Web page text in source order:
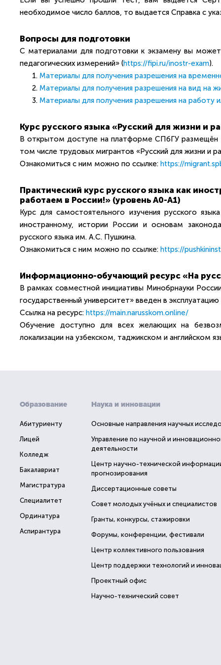
необходимое число баллов, то выдается Справка с
Вопросы для подготовки
С материалами для подготовки к экзамену вы
педагогических измерений» (https://fipi.ru/inostr-exam).
Материалы для получения разрешения на
Материалы для получения разрешения на вид на
Материалы для получения разрешения на работу
Курс русского языка «Русский для жизни и
В открытом доступе на платформе СПбГУ размещён
том числе трудовых мигрантов «Русский для жизни и
Ознакомиться с ним можно по ссылке: https://
Практический курс русского языка как
работаем в России!» (уровень А0-А1)
Курс для самостоятельного изучения русского
иностранному, истории России и основам
русского языка им. А.С. Пушкина.
Ознакомиться с ним можно по ссылке: https://
Информационно-обучающий ресурс «На
В рамках совместной инициативы Минобрнауки
государственный университет» введен в
Ссылка на ресурс: https://main.narusskom.online/
Обучение доступно для всех желающих на
локализации на узбекском, таджикском и английском
Образование
Абитуриенту
Лицей
Колледж
Бакалавриат
Магистратура
Специалитет
Ординатура
Аспирантура
Наука и инновации
Основные направления научных
Управление по научной и
деятельности
Центр научно-технической
прогнозирования
Диссертационные советы
Совет молодых учёных и специалистов
Гранты, конкурсы, стажировки
Форумы, конференции, фестивали
Центр коллективного пользования
Центр поддержки технологий и
Проектный офис
Научно-технический совет